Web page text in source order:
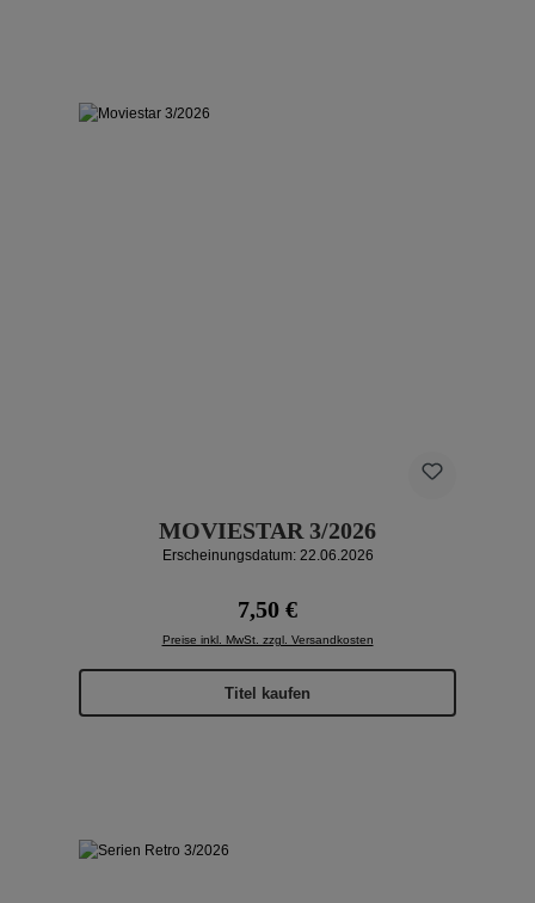
MOVIESTAR 3/2026
Erscheinungsdatum: 22.06.2026
Regulärer Preis:
7,50 €
Preise inkl. MwSt. zzgl. Versandkosten
Titel kaufen